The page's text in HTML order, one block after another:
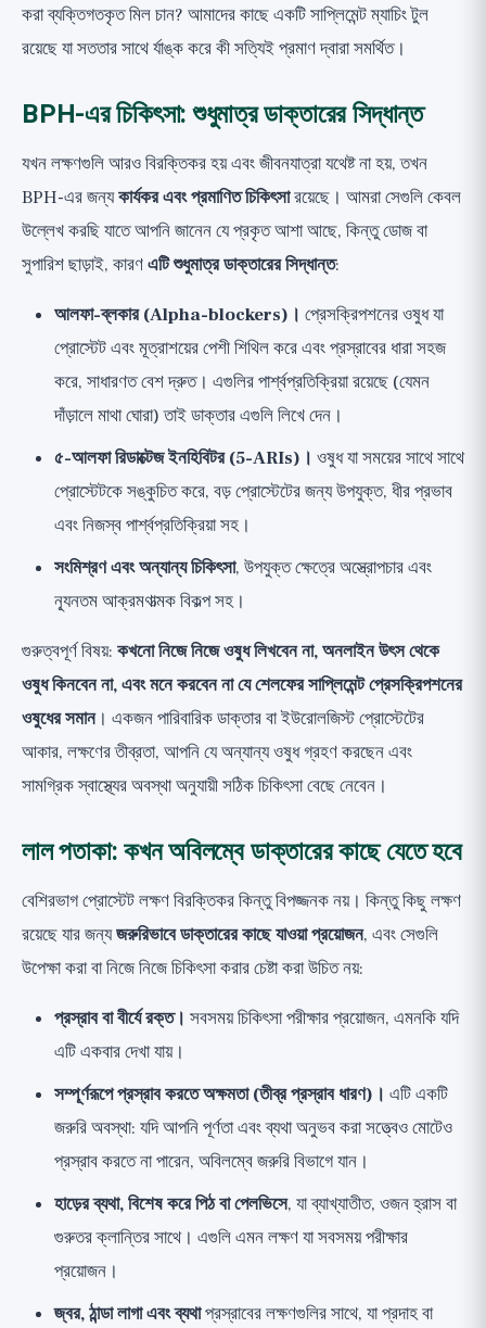
করা ব্যক্তিগতকৃত মিল চান? আমাদের কাছে একটিসাপ্লিমেন্ট ম্যাচিং টুল
রয়েছে যা সততার সাথে র্যাঙ্ক করে কী সত্যিই প্রমাণ দ্বারা সমর্থিত।
BPH-এর চিকিৎসা: শুধুমাত্র ডাক্তারের সিদ্ধান্ত
যখন লক্ষণগুলি আরও বিরক্তিকর হয় এবং জীবনযাত্রা যথেষ্ট না হয়, তখন
BPH-এর জন্যকার্যকর এবং প্রমাণিত চিকিৎসারয়েছে। আমরা সেগুলি কেবল
উল্লেখ করছি যাতে আপনি জানেন যে প্রকৃত আশা আছে, কিন্তু ডোজ বা
সুপারিশ ছাড়াই, কারণএটি শুধুমাত্র ডাক্তারের সিদ্ধান্ত:
আলফা-ব্লকার (Alpha-blockers)। প্রেসক্রিপশনের ওষুধ যা
প্রোস্টেট এবং মূত্রাশয়ের পেশী শিথিল করে এবং প্রস্রাবের ধারা সহজ
করে, সাধারণত বেশ দ্রুত। এগুলির পার্শ্বপ্রতিক্রিয়া রয়েছে (যেমন
দাঁড়ালে মাথা ঘোরা) তাই ডাক্তার এগুলি লিখে দেন।
৫-আলফা রিডাক্টেজ ইনহিবিটর (5-ARIs)। ওষুধ যা সময়ের সাথে সাথে
প্রোস্টেটকে সঙ্কুচিত করে, বড় প্রোস্টেটের জন্য উপযুক্ত, ধীর প্রভাব
এবং নিজস্ব পার্শ্বপ্রতিক্রিয়া সহ।
সংমিশ্রণ এবং অন্যান্য চিকিৎসা, উপযুক্ত ক্ষেত্রে অস্ত্রোপচার এবং
ন্যূনতম আক্রমণাত্মক বিকল্প সহ।
গুরুত্বপূর্ণ বিষয়: কখনো নিজে নিজে ওষুধ লিখবেন না, অনলাইন উৎস থেকে
ওষুধ কিনবেন না, এবং মনে করবেন না যে শেলফের সাপ্লিমেন্ট প্রেসক্রিপশনের
ওষুধের সমান। একজন পারিবারিক ডাক্তার বা ইউরোলজিস্ট প্রোস্টেটের
আকার, লক্ষণের তীব্রতা, আপনি যে অন্যান্য ওষুধ গ্রহণ করছেন এবং
সামগ্রিক স্বাস্থ্যের অবস্থা অনুযায়ী সঠিক চিকিৎসা বেছে নেবেন।
লাল পতাকা: কখন অবিলম্বে ডাক্তারের কাছে যেতে হবে
বেশিরভাগ প্রোস্টেট লক্ষণ বিরক্তিকর কিন্তু বিপজ্জনক নয়। কিন্তু কিছু লক্ষণ
রয়েছে যার জন্যজরুরিভাবে ডাক্তারের কাছে যাওয়া প্রয়োজন, এবং সেগুলি
উপেক্ষা করা বা নিজে নিজে চিকিৎসা করার চেষ্টা করা উচিত নয়:
প্রস্রাব বা বীর্যে রক্ত। সবসময় চিকিৎসা পরীক্ষার প্রয়োজন, এমনকি যদি
এটি একবার দেখা যায়।
সম্পূর্ণরূপে প্রস্রাব করতে অক্ষমতা (তীব্র প্রস্রাব ধারণ)। এটি একটি
জরুরি অবস্থা: যদি আপনি পূর্ণতা এবং ব্যথা অনুভব করা সত্ত্বেও মোটেও
প্রস্রাব করতে না পারেন, অবিলম্বে জরুরি বিভাগে যান।
হাড়ের ব্যথা, বিশেষ করে পিঠ বা পেলভিসে, যা ব্যাখ্যাতীত, ওজন হ্রাস বা
গুরুতর ক্লান্তির সাথে। এগুলি এমন লক্ষণ যা সবসময় পরীক্ষার
প্রয়োজন।
জ্বর, ঠান্ডা লাগা এবং ব্যথাপ্রস্রাবের লক্ষণগুলির সাথে, যা প্রদাহ বা